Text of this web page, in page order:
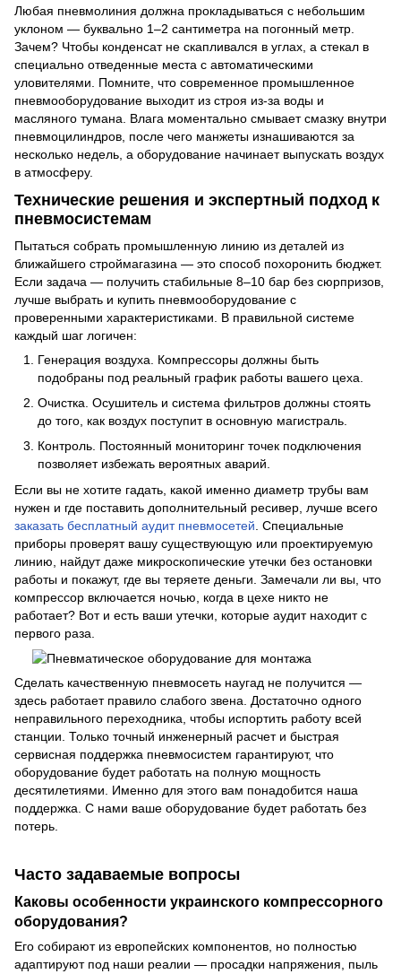
Любая пневмолиния должна прокладываться с небольшим
уклоном — буквально 1–2 сантиметра на погонный метр.
Зачем? Чтобы конденсат не скапливался в углах, а стекал в
специально отведенные места с автоматическими
уловителями. Помните, что современное промышленное
пневмооборудование выходит из строя из-за воды и
масляного тумана. Влага моментально смывает смазку внутри
пневмоцилиндров, после чего манжеты изнашиваются за
несколько недель, а оборудование начинает выпускать воздух
в атмосферу.
Технические решения и экспертный подход к
пневмосистемам
Пытаться собрать промышленную линию из деталей из
ближайшего строймагазина — это способ похоронить бюджет.
Если задача — получить стабильные 8–10 бар без сюрпризов,
лучше выбрать и купить пневмооборудование с
проверенными характеристиками. В правильной системе
каждый шаг логичен:
Генерация воздуха. Компрессоры должны быть
подобраны под реальный график работы вашего цеха.
Очистка. Осушитель и система фильтров должны стоять
до того, как воздух поступит в основную магистраль.
Контроль. Постоянный мониторинг точек подключения
позволяет избежать вероятных аварий.
Если вы не хотите гадать, какой именно диаметр трубы вам
нужен и где поставить дополнительный ресивер, лучше всего
заказать бесплатный аудит пневмосетей . Специальные
приборы проверят вашу существующую или проектируемую
линию, найдут даже микроскопические утечки без остановки
работы и покажут, где вы теряете деньги. Замечали ли вы, что
компрессор включается ночью, когда в цехе никто не
работает? Вот и есть ваши утечки, которые аудит находит с
первого раза.
Сделать качественную пневмосеть наугад не получится —
здесь работает правило слабого звена. Достаточно одного
неправильного переходника, чтобы испортить работу всей
станции. Только точный инженерный расчет и быстрая
сервисная поддержка пневмосистем гарантируют, что
оборудование будет работать на полную мощность
десятилетиями. Именно для этого вам понадобится наша
поддержка. С нами ваше оборудование будет работать без
потерь.
Часто задаваемые вопросы
Каковы особенности украинского компрессорного
оборудования?
Его собирают из европейских компонентов, но полностью
адаптируют под наши реалии — просадки напряжения, пыль